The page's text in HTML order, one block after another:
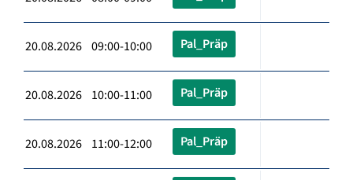
20.08.2026 09:00-10:00 Pal_Präp
20.08.2026 10:00-11:00 Pal_Präp
20.08.2026 11:00-12:00 Pal_Präp